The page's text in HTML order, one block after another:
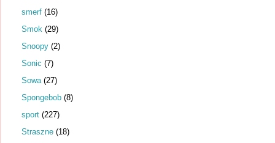
smerf (16)
Smok (29)
Snoopy (2)
Sonic (7)
Sowa (27)
Spongebob (8)
sport (227)
Straszne (18)